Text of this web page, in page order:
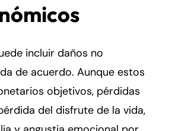
incluir daños no
de acuerdo. Aunque estos
objetivos, pérdidas
del disfrute de la vida,